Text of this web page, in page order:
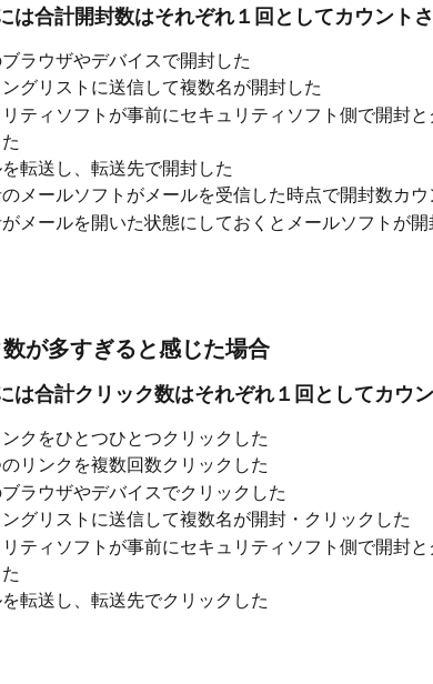
は合計開封数はそれぞれ１回としてカウントさ
ラウザやデバイスで開封した
グリストに送信して複数名が開封した
ティソフトが事前にセキュリティソフト側で開封
転送し、転送先で開封した
メールソフトがメールを受信した時点で開封数カ
メールを開いた状態にしておくとメールソフトが
が多すぎると感じた場合
は合計クリック数はそれぞれ１回としてカウン
クをひとつひとつクリックした
リンクを複数回数クリックした
ラウザやデバイスでクリックした
グリストに送信して複数名が開封・クリックした
ティソフトが事前にセキュリティソフト側で開封
転送し、転送先でクリックした